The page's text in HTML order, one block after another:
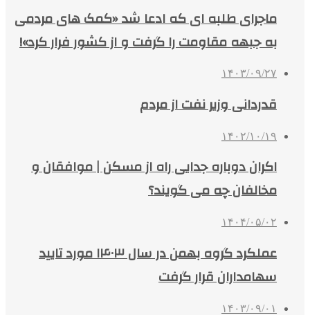
ماجرای طلبه ای که ادعا شد «کمک های مردمی
به جبهه مقاومت را گرفت و از کشور فرار کرد»!
۱۴۰۳/۰۹/۲۷
قدردانی وزیر نفت از مردم
۱۴۰۲/۱۰/۱۹
اکران دوباره جدایی راه از مسکن | موافقان و
مخالفان چه می گویند؟
۱۴۰۴/۰۵/۰۲
عملکرد گروه بهمن در سال ۱۴۰۳ مورد تایید
سهامداران قرار گرفت
۱۴۰۳/۰۹/۰۱